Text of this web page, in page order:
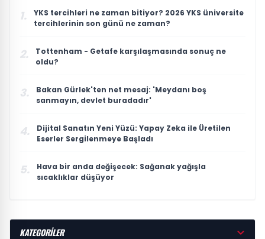
1.
YKS tercihleri ne zaman bitiyor? 2026 YKS üniversite
tercihlerinin son günü ne zaman?
2.
Tottenham - Getafe karşılaşmasında sonuç ne
oldu?
3.
Bakan Gürlek'ten net mesaj: 'Meydanı boş
sanmayın, devlet buradadır'
4.
Dijital Sanatın Yeni Yüzü: Yapay Zeka ile Üretilen
Eserler Sergilenmeye Başladı
5.
Hava bir anda değişecek: Sağanak yağışla
sıcaklıklar düşüyor
KATEGORİLER